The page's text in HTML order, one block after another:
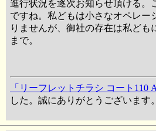
進行状況を逐次お知らせ頂ける。
ですね。私どもは小さなオペレー
りませんが、御社の存在は私ど
まで。
「リーフレットチラシ コート110
した。誠にありがとうございます。